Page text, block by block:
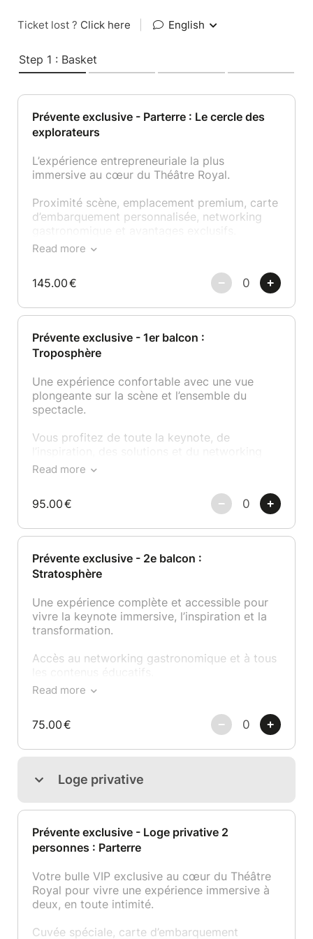
Ticket lost ? Click here English
Step 1 : Basket
Prévente exclusive - Parterre : Le cercle des
explorateurs
L’expérience entrepreneuriale la plus
immersive au cœur du Théâtre Royal.
Proximité scène, emplacement premium, carte
d’embarquement personnalisée, networking
souhaitant vivre une immersion stratégique
maximale.
Read more
145.00€
Prévente exclusive - 1er balcon :
Troposphère
Une expérience confortable avec une vue
plongeante sur la scène et l’ensemble du
spectacle.
Vous profitez de toute la keynote, de
gastronomique.
Un excellent équilibre entre confort, budget et
impact.
Read more
95.00€
Prévente exclusive - 2e balcon :
Stratosphère
Une expérience complète et accessible pour
vivre la keynote immersive, l’inspiration et la
transformation.
Accès au networking gastronomique et à tous
Read more
75.00€
Loge privative
Prévente exclusive - Loge privative 2
personnes : Parterre
Votre bulle VIP exclusive au cœur du Théâtre
Royal pour vivre une expérience immersive à
deux, en toute intimité.
Cuvée spéciale, carte d’embarquement